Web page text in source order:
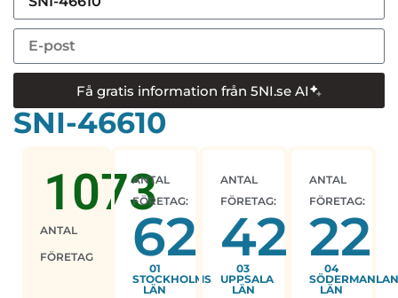
Få gratis information från 5NI.se AI
SNI-46610
ANTAL
FÖRETAG
1073
ANTAL
FÖRETAG:
62
01
STOCKHOLMS
LÄN
ANTAL
FÖRETAG:
42
03
UPPSALA
LÄN
ANTAL
FÖRETAG:
22
04
LÄN